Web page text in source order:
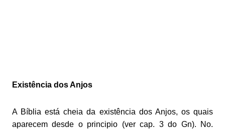
Existência dos Anjos
A Bíblia está cheia da existência dos Anjos, os quais
aparecem desde o principio (ver cap. 3 do Gn). No.